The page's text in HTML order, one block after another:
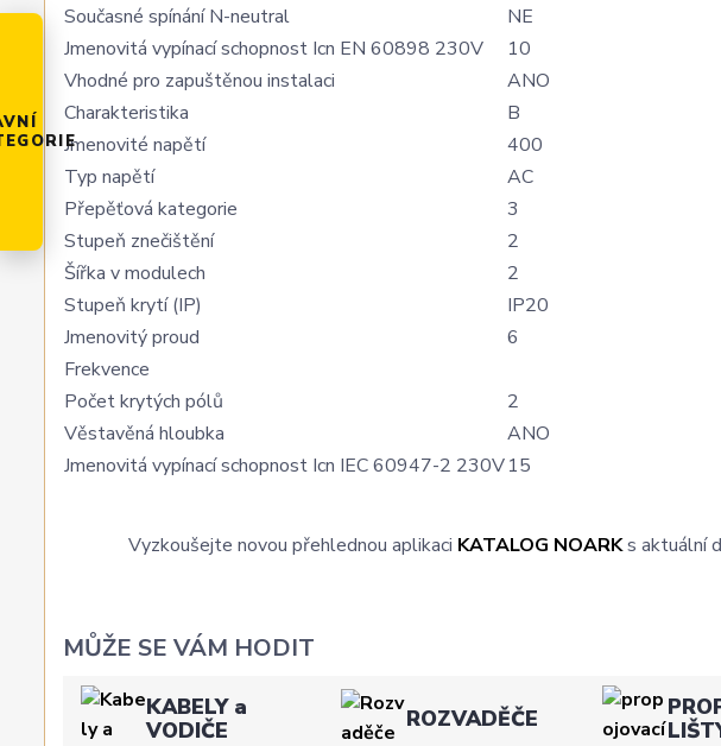
Současné spínání N-neutral
NE
Jmenovitá vypínací schopnost Icn EN 60898 230V
10
Vhodné pro zapuštěnou instalaci
ANO
Charakteristika
B
Jmenovité napětí
400
Typ napětí
AC
Přepěťová kategorie
3
Stupeň znečištění
2
Šířka v modulech
2
Stupeň krytí (IP)
IP20
Jmenovitý proud
6
Frekvence
Počet krytých pólů
2
Věstavěná hloubka
ANO
Jmenovitá vypínací schopnost Icn IEC 60947-2 230V15
Vyzkoušejte novou přehlednou aplikaci KATALOG NOARKs aktuální
MŮŽE SE VÁM HODIT
KABELY a
VODIČE
ROZVADĚČE